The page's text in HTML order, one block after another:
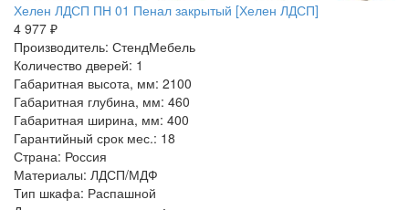
Хелен ЛДСП ПН 01 Пенал закрытый [Хелен ЛДСП]
4 977 ₽
Производитель: СтендМебель
Количество дверей: 1
Габаритная высота, мм: 2100
Габаритная глубина, мм: 460
Габаритная ширина, мм: 400
Гарантийный срок мес.: 18
Страна: Россия
Материалы: ЛДСП/МДФ
Тип шкафа: Распашной